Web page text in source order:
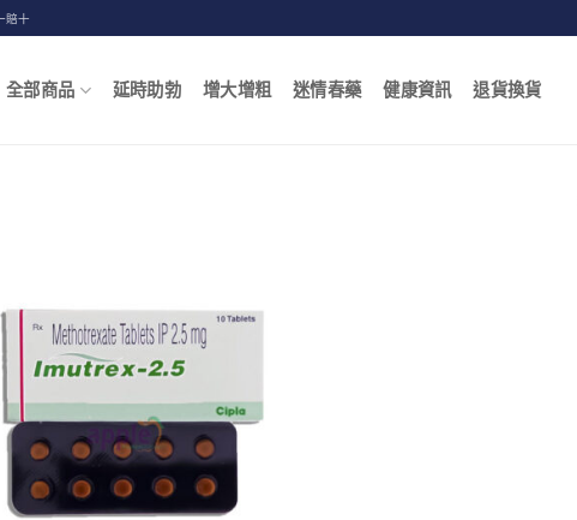
賠十
全部商品 延時助勃 增大增粗 迷情春藥 健康資訊 退貨換貨